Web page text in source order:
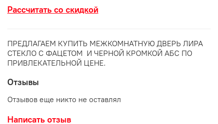
Рассчитать со скидкой
ПРЕДЛАГАЕМ КУПИТЬ МЕЖКОМНАТНУЮ ДВЕРЬ ЛИРА
СТЕКЛО С ФАЦЕТОМ И ЧЕРНОЙ КРОМКОЙ АБС ПО
ПРИВЛЕКАТЕЛЬНОЙ ЦЕНЕ.
Отзывы
Отзывов еще никто не оставлял
Написать отзыв